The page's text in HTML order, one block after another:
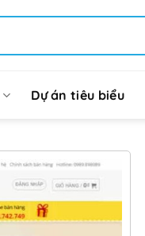
Dự án tiêu biểu